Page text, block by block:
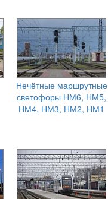
Нечётные маршрутные
светофоры НМ6, НМ5,
НМ4, НМ3, НМ2, НМ1